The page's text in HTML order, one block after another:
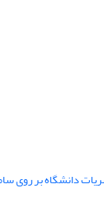
دانشگاه بر روی